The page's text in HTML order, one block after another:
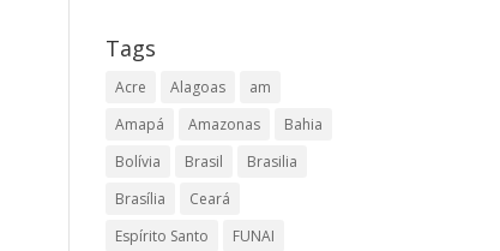
Tags
Acre Alagoas
am
Amapá
Amazonas
Bahia
Bolívia
Brasil
Brasilia
Brasília
Ceará
Espírito Santo
FUNAI